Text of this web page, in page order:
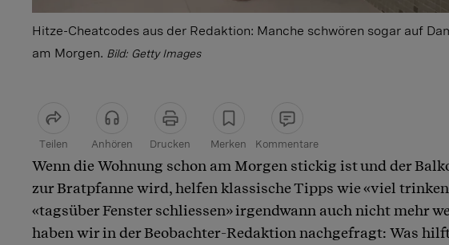
Hitze-Cheatcodes aus der Redaktion: Manche schwören sogar auf
am Morgen. Bild: Getty Images
Teilen Anhören Drucken Merken Kommentare
Artikel teilen
Wenn die Wohnung schon am Morgen stickig ist und der
zur Bratpfanne wird, helfen klassische Tipps wie «viel
«tagsüber Fenster schliessen» irgendwann auch nicht mehr
haben wir in der Beobachter-Redaktion nachgefragt: Was